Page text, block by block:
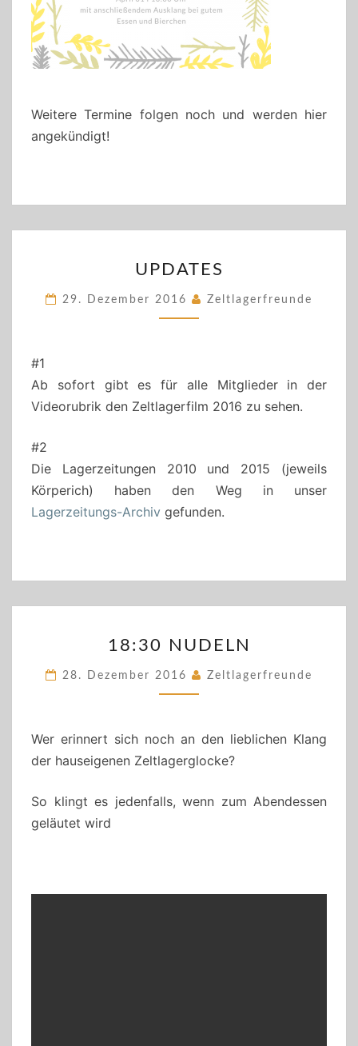
Weitere Termine folgen noch und werden hier
angekündigt!
UPDATES
29. Dezember 2016 Zeltlagerfreunde
#1
Ab sofort gibt es für alle Mitglieder in der
Videorubrik den Zeltlagerfilm 2016 zu sehen.
#2
Die Lagerzeitungen 2010 und 2015 (jeweils
Körperich) haben den Weg in unser
Lagerzeitungs-Archiv gefunden.
NUDELN
18:30 NUDELN
28. Dezember 2016 Zeltlagerfreunde
Wer erinnert sich noch an den lieblichen Klang
der hauseigenen Zeltlagerglocke?
So klingt es jedenfalls, wenn zum Abendessen
geläutet wird